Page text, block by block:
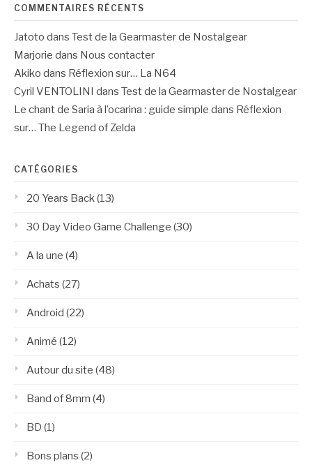
COMMENTAIRES RÉCENTS
Jatoto dans Test de la Gearmaster de Nostalgear
Marjorie dans Nous contacter
Akiko dans Réflexion sur… La N64
Cyril VENTOLINI dans Test de la Gearmaster de Nostalgear
Le chant de Saria à l’ocarina : guide simple dans Réflexion
sur… The Legend of Zelda
CATÉGORIES
20 Years Back(13)
30 Day Video Game Challenge (30)
A la une (4)
Achats (27)
Android (22)
Animé (12)
Autour du site (48)
Band of 8mm (4)
BD (1)
Bons plans (2)